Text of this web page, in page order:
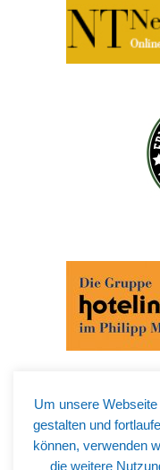
Abonnieren
Wenn Sie noch
Entwicklungen,
Um unsere
gestalten und
können, verwenden
die weitere